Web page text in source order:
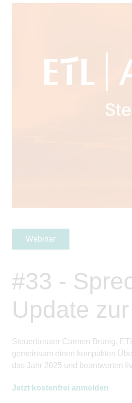
Webinar
#33 -
Update
Steuerberater Carmen Brünig,
gemeinsam einen kompakten
das Jahr 2025 und
beantworten
Jetzt kostenfrei anmelden